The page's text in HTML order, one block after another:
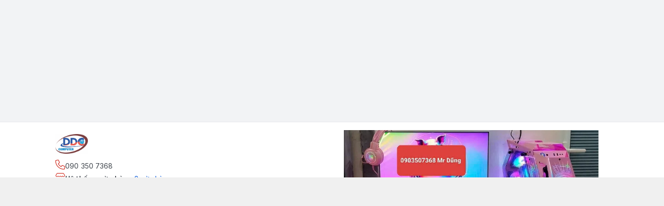
090 350 7368
Hệ thống cửa hàng
:2
cửa hàng